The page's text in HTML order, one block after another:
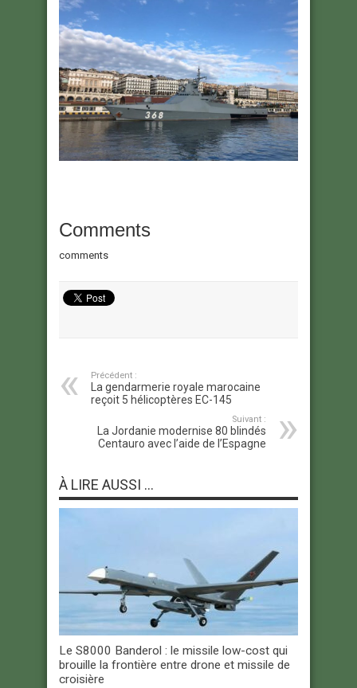
Comments
comments
Précédent :
La gendarmerie royale marocaine
reçoit 5 hélicoptères EC-145
Suivant :
La Jordanie modernise 80 blindés
Centauro avec l’aide de l’Espagne
À LIRE AUSSI ...
Le S8000 Banderol : le missile low-cost qui
brouille la frontière entre drone et missile de
croisière